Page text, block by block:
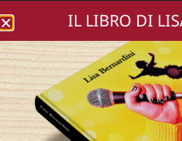
Lisa
[800×600]
IL LIBRO DI